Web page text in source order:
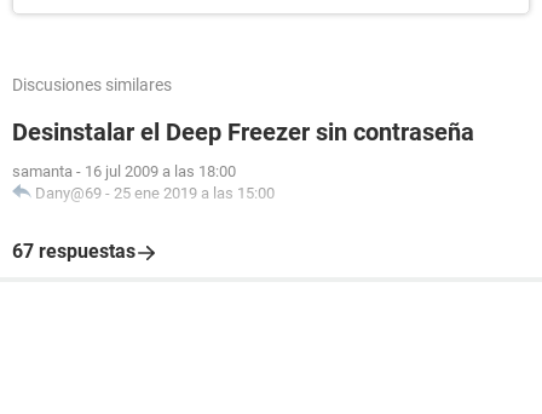
Discusiones similares
Desinstalar el Deep Freezer sin contraseña
samanta - 16 jul 2009 a las 18:00
Dany@69 - 25 ene 2019 a las 15:00
67 respuestas